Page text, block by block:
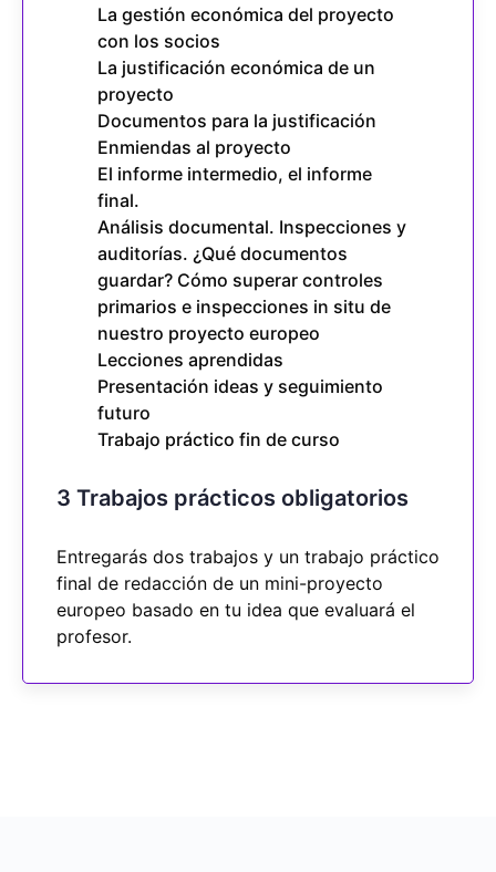
La gestión económica del proyecto
con los socios
La justificación económica de un
proyecto
Documentos para la justificación
Enmiendas al proyecto
El informe intermedio, el informe
final.
Análisis documental. Inspecciones y
auditorías. ¿Qué documentos
guardar? Cómo superar controles
primarios e inspecciones in situ de
nuestro proyecto europeo
Lecciones aprendidas
Presentación ideas y seguimiento
futuro
Trabajo práctico fin de curso
3 Trabajos prácticos obligatorios
Entregarás dos trabajos y un trabajo práctico
final de redacción de un mini-proyecto
europeo basado en tu idea que evaluará el
profesor.